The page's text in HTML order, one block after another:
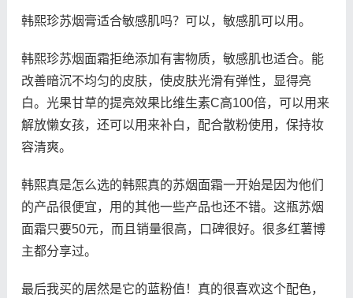
韩熙珍苏烟膏适合敏感肌吗？可以，敏感肌可以用。
韩熙珍苏烟面霜拒绝添加有害物质，敏感肌也适合。能
改善暗沉不均匀的皮肤，使皮肤光滑有弹性，显得亮
白。光果甘草的提亮效果比维生素C高100倍，可以用来
解放懒女孩，还可以用来补白，配合散粉使用，保持妆
容清爽。
韩熙真是怎么选的韩熙真的苏烟面霜一开始是因为他们
的产品很便宜，用的其他一些产品也还不错。这瓶苏烟
面霜只要50元，而且销量很高，口碑很好。很多红薯博
主都分享过。
最后我买的居然是它的蓝粉值！真的很喜欢这个配色，